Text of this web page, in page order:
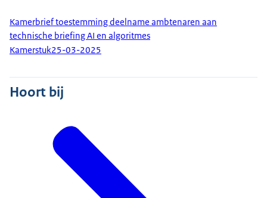
Kamerbrief toestemming deelname ambtenaren aan
technische briefing AI en algoritmes
Kamerstuk25-03-2025
Hoort bij